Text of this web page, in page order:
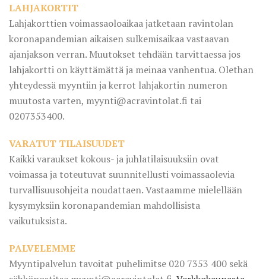
LAHJAKORTIT
Lahjakorttien voimassaoloaikaa jatketaan ravintolan
koronapandemian aikaisen sulkemisaikaa vastaavan
ajanjakson verran. Muutokset tehdään tarvittaessa jos
lahjakortti on käyttämättä ja meinaa vanhentua. Olethan
yhteydessä myyntiin ja kerrot lahjakortin numeron
muutosta varten, myynti@acravintolat.fi tai
0207353400.
VARATUT TILAISUUDET
Kaikki varaukset kokous- ja juhlatilaisuuksiin ovat
voimassa ja toteutuvat suunnitellusti voimassaolevia
turvallisuusohjeita noudattaen. Vastaamme mielellään
kysymyksiin koronapandemian mahdollisista
vaikutuksista.
PALVELEMME
Myyntipalvelun tavoitat puhelimitse 020 7353 400 sekä